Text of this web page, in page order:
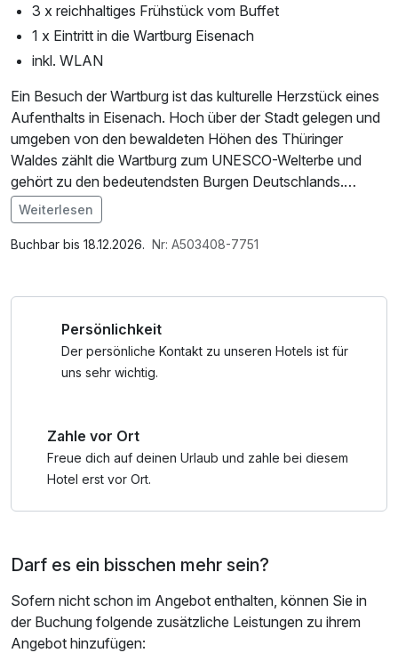
3 x reichhaltiges Frühstück vom Buffet
1 x Eintritt in die Wartburg Eisenach
inkl. WLAN
Ein Besuch der Wartburg ist das kulturelle Herzstück eines
Aufenthalts in Eisenach. Hoch über der Stadt gelegen und
umgeben von den bewaldeten Höhen des Thüringer
Waldes zählt die Wartburg zum UNESCO-Welterbe und
gehört zu den bedeutendsten Burgen Deutschlands.
Schon der Weg hinauf bietet eindrucksvolle Ausblicke auf
die Landschaft und stimmt auf die besondere Atmosphäre
des Ortes ein.
übersetzte. Prunkvolle Säle, historische Wohnräume und
die berühmte Lutherstube vermitteln anschaulich das
Leben vergangener Jahrhunderte sowie die kulturelle
Museum oder eine Pause mit Blick über Eisenach
abrunden. Die Wartburg vereint Geschichte, Architektur
und Naturerlebnis und ist ein Höhepunkt für
Geschichte Ruhe schenkt. Verbringen Sie zwei entspannte
mit dem Eintritt zur Wartburg eines der bedeutendsten
Wahrzeichen Deutschlands.
Im Angebot enthalten
1 Flasche Mineralwasser, Saunabenutzung, W-LAN
Weiterlesen
Buchbar bis 18.12.2026. Nr: A503408-7751
Persönlichkeit
Der persönliche Kontakt zu unseren Hotels ist für
uns sehr wichtig.
Zahle vor Ort
Freue dich auf deinen Urlaub und zahle bei diesem
Hotel erst vor Ort.
Darf es ein bisschen mehr sein?
Sofern nicht schon im Angebot enthalten, können Sie in
der Buchung folgende zusätzliche Leistungen zu ihrem
Angebot hinzufügen: